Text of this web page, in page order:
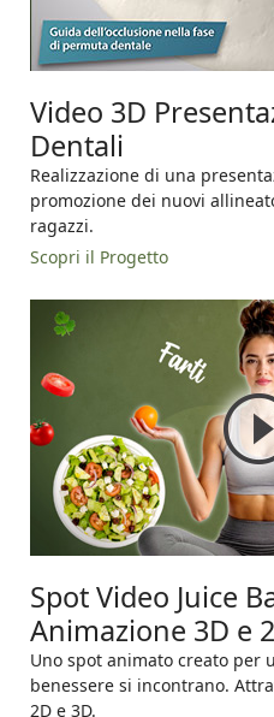
Video 3D
Dentali
Realizzazione di una
promozione dei nuovi
ragazzi.
Scopri il Progetto
Spot Video Juice
Animazione 3D e
Uno spot animato creato per
benessere si incontrano.
2D e 3D.